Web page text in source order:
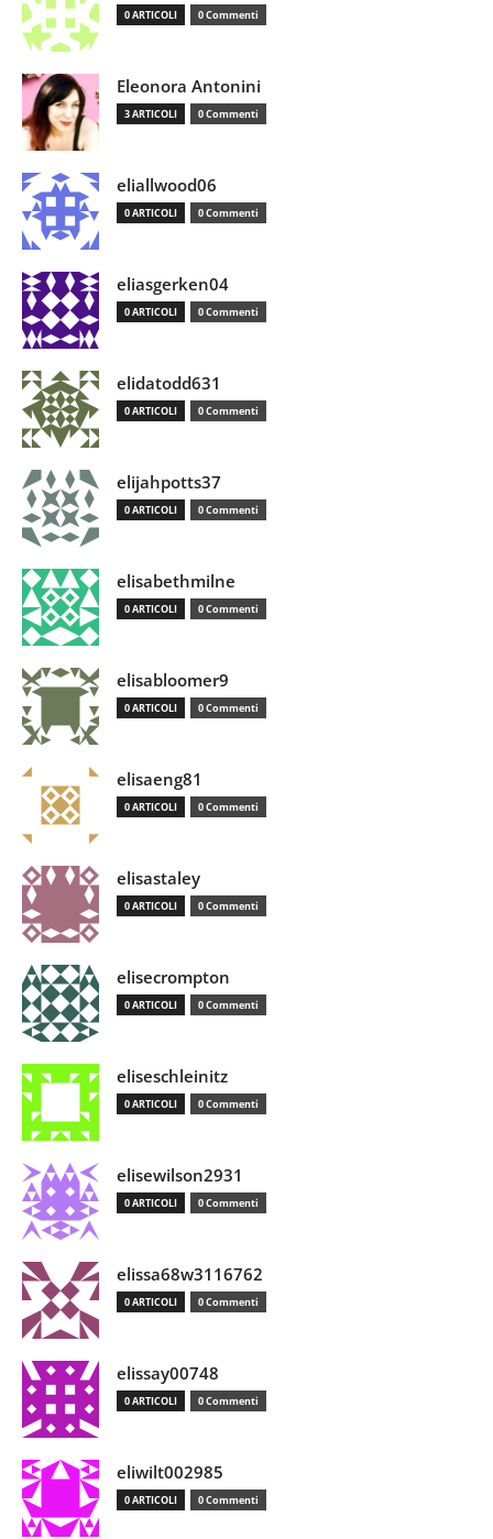
0 ARTICOLI 0 Commenti
Eleonora Antonini
3 ARTICOLI 0 Commenti
eliallwood06
0 ARTICOLI 0 Commenti
eliasgerken04
0 ARTICOLI 0 Commenti
elidatodd631
0 ARTICOLI 0 Commenti
elijahpotts37
0 ARTICOLI 0 Commenti
elisabethmilne
0 ARTICOLI 0 Commenti
elisabloomer9
0 ARTICOLI 0 Commenti
elisaeng81
0 ARTICOLI 0 Commenti
elisastaley
0 ARTICOLI 0 Commenti
elisecrompton
0 ARTICOLI 0 Commenti
eliseschleinitz
0 ARTICOLI 0 Commenti
elisewilson2931
0 ARTICOLI 0 Commenti
elissa68w3116762
0 ARTICOLI 0 Commenti
elissay00748
0 ARTICOLI 0 Commenti
eliwilt002985
0 ARTICOLI 0 Commenti